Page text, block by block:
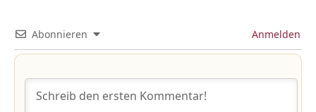
Abonnieren Anmelden